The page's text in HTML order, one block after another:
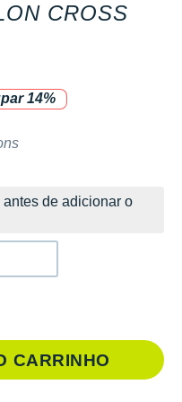
CROSS
14%
marca
antes de adicionar o
CARRINHO